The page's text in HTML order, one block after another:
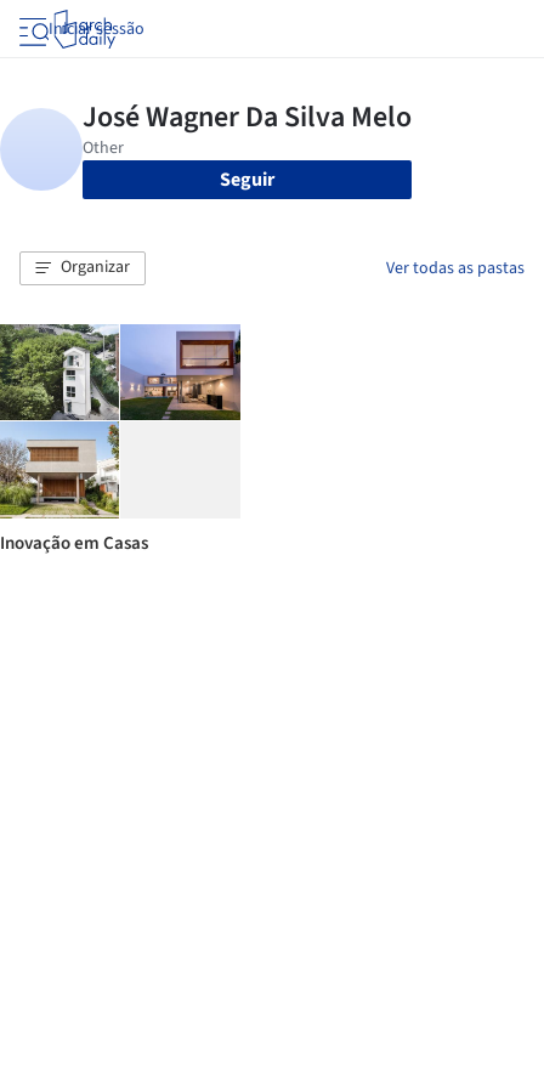
Iniciar sessão
Seguir
Organizar Ver todas as pastas
Inovação em Casas